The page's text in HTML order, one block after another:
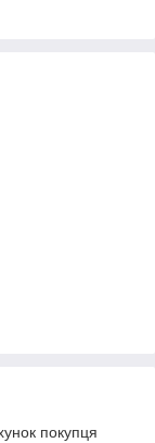
покупця